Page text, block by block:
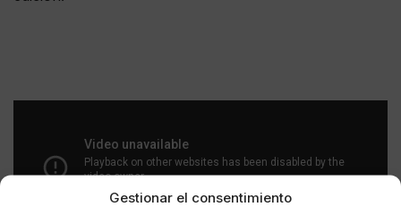
Gestionar el consentimiento